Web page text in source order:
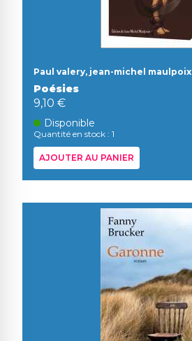
Paul valery, jean-michel maulpoix
Poésies
9,10 €
Disponible
Quantité en stock : 1
AJOUTER AU PANIER